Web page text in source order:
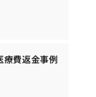
療費返金事例